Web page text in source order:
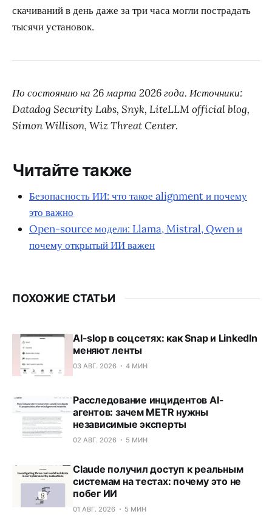
скачиваний в день даже за три часа могли пострадать
тысячи установок.
По состоянию на 26 марта 2026 года. Источники:
Datadog Security Labs, Snyk, LiteLLM official blog,
Simon Willison, Wiz Threat Center.
Читайте также
Безопасность ИИ: что такое alignment и почему
это важно
Open-source модели: Llama, Mistral, Qwen и
почему открытый ИИ важен
ПОХОЖИЕ СТАТЬИ
AI-slop в соцсетях: как Snap и LinkedIn
меняют ленты
03 АВГ. 2026 4 МИН
Расследование инцидентов AI-
агентов: зачем METR нужны
независимые эксперты
02 АВГ. 2026 5 МИН
Claude получил доступ к реальным
системам на тестах: почему это не
побег ИИ
01 АВГ. 2026 5 МИН